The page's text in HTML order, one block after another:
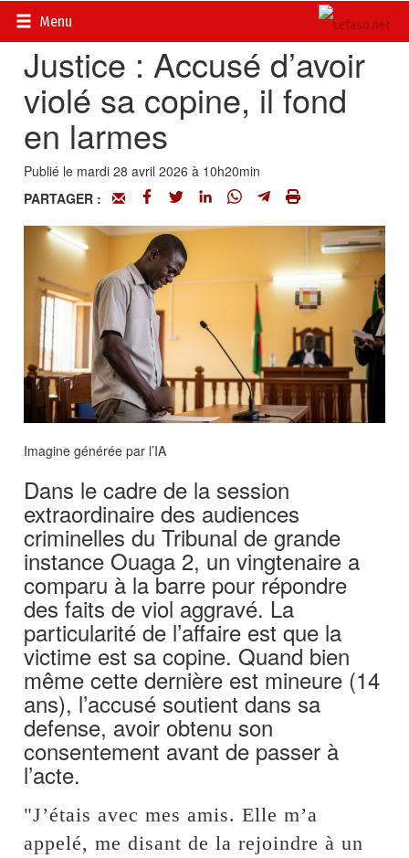
Menu
Accueil>
Justice : Accusé d’avoir
violé sa copine, il fond
en larmes
Publié le mardi 28 avril 2026 à 10h20min
PARTAGER :
Imagine générée par l’IA
Dans le cadre de la session
extraordinaire des audiences
criminelles du Tribunal de grande
instance Ouaga 2, un vingtenaire a
comparu à la barre pour répondre
des faits de viol aggravé. La
particularité de l’affaire est que la
victime est sa copine. Quand bien
même cette dernière est mineure (14
ans), l’accusé soutient dans sa
defense, avoir obtenu son
consentement avant de passer à
l’acte.
"J’étais avec mes amis. Elle m’a
appelé, me disant de la rejoindre à un